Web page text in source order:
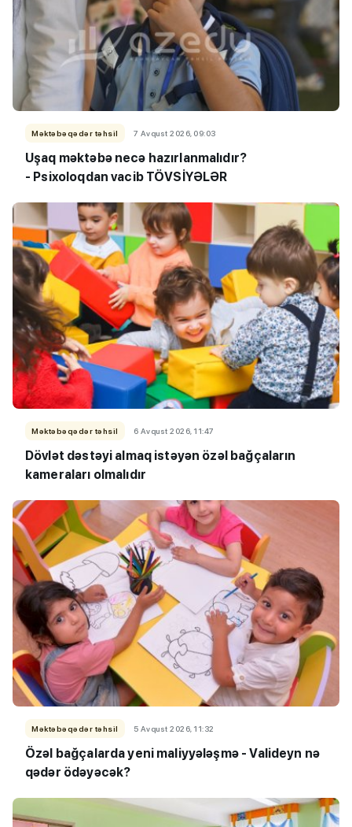
Məktəbəqədər təhsil 7 Avqust 2026, 09:03
Uşaq məktəbə necə hazırlanmalıdır?
- Psixoloqdan vacib TÖVSİYƏLƏR
Məktəbəqədər təhsil 6 Avqust 2026, 11:47
Dövlət dəstəyi almaq istəyən özəl bağçaların
kameraları olmalıdır
Məktəbəqədər təhsil 5 Avqust 2026, 11:32
Özəl bağçalarda yeni maliyyələşmə - Valideyn nə
qədər ödəyəcək?